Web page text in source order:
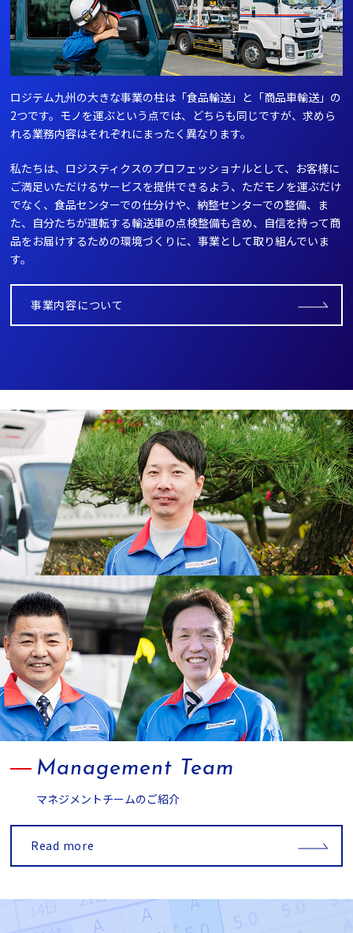
ロジテム九州の大きな事業の柱は「食品輸送」と「商品車輸送」の
2つです。モノを運ぶという点では、どちらも同じですが、求めら
れる業務内容はそれぞれにまったく異なります。
私たちは、ロジスティクスのプロフェッショナルとして、お客様に
ご満足いただけるサービスを提供できるよう、ただモノを運ぶだけ
でなく、食品センターでの仕分けや、納整センターでの整備、ま
た、自分たちが運転する輸送車の点検整備も含め、自信を持って商
品をお届けするための環境づくりに、事業として取り組んでいま
す。
事業内容について
Management Team
マネジメントチームのご紹介
Read more